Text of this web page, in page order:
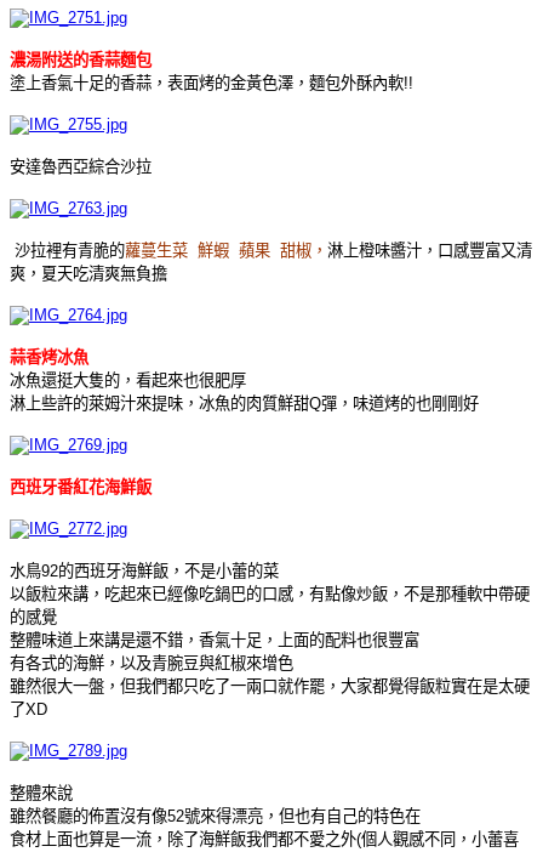
濃湯附送的香蒜麵包
塗上香氣十足的香蒜，表面烤的金黃色澤，麵包外酥內軟!!
安達魯西亞綜合沙拉
沙拉裡有青脆的蘿蔓生菜 鮮蝦 蘋果 甜椒， 淋上橙味醬汁，口感豐富又清
爽，夏天吃清爽無負擔
蒜香烤冰魚
冰魚還挺大隻的，看起來也很肥厚
淋上些許的萊姆汁來提味，冰魚的肉質鮮甜Q彈，味道烤的也剛剛好
西班牙番紅花海鮮飯
水鳥92的西班牙海鮮飯，不是小蕾的菜
以飯粒來講，吃起來已經像吃鍋巴的口感，有點像炒飯，不是那種軟中帶硬
的感覺
整體味道上來講是還不錯，香氣十足，上面的配料也很豐富
有各式的海鮮，以及青腕豆與紅椒來增色
雖然很大一盤，但我們都只吃了一兩口就作罷，大家都覺得飯粒實在是太硬
了XD
整體來說
雖然餐廳的佈置沒有像52號來得漂亮，但也有自己的特色在
食材上面也算是一流，除了海鮮飯我們都不愛之外(個人觀感不同，小蕾喜